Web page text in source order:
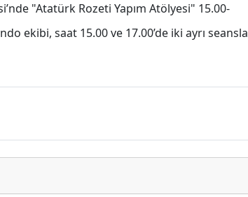
"Atatürk Rozeti Yapım Atölyesi" 15.00-
ekibi, saat 15.00 ve 17.00’de iki ayrı seansla